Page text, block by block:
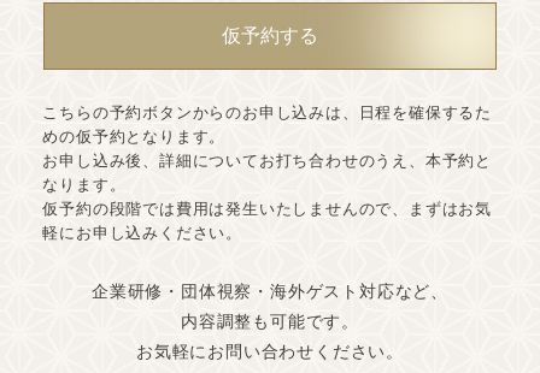
仮予約する
こちらの予約ボタンからのお申し込みは、日程を確保するた
めの仮予約となります。
お申し込み後、詳細についてお打ち合わせのうえ、本予約と
なります。
仮予約の段階では費用は発生いたしませんので、まずはお気
軽にお申し込みください。
企業研修・団体視察・海外ゲスト対応など、
内容調整も可能です。
お気軽にお問い合わせください。